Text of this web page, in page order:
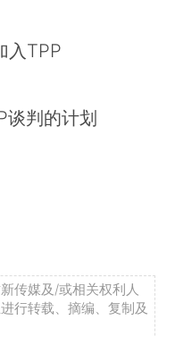
入TPP
谈判的计划
传媒及/或相关权利人
行转载、摘编、复制及